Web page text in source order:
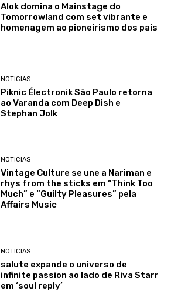
Alok domina o Mainstage do
Tomorrowland com set vibrante e
homenagem ao pioneirismo dos pais
NOTICIAS
Piknic Électronik São Paulo retorna
ao Varanda com Deep Dish e
Stephan Jolk
NOTICIAS
Vintage Culture se une a Nariman e
rhys from the sticks em “Think Too
Much” e “Guilty Pleasures” pela
Affairs Music
NOTICIAS
salute expande o universo de
infinite passion ao lado de Riva Starr
em ‘soul reply’